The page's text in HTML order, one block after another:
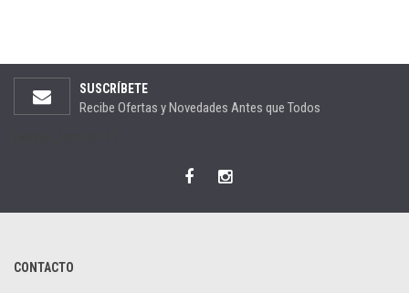
SUSCRÍBETE
Recibe Ofertas y Novedades Antes que Todos
CONTACTO